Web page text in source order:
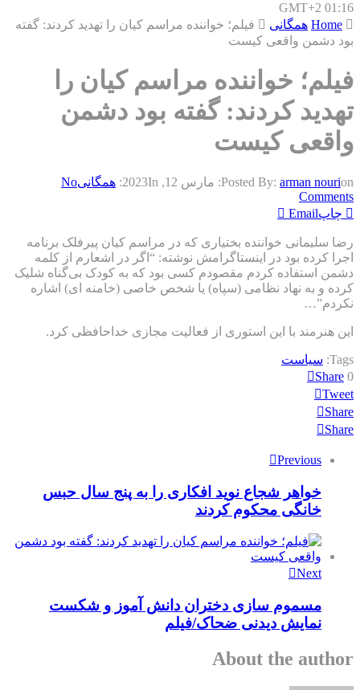
GMT+2 01:16
Home همگانی
فیلم؛ خواننده مراسم کیان را تهدید کردند: گفته
بود دشمن واقعی کیست
فیلم؛ خواننده مراسم کیان را
تهدید کردند: گفته بود دشمن
واقعی کیست
Posted By: arman nourion: مارس 12, 2023 In: همگانیNo
Comments
چاپEmail
رضا سلیمانی خواننده بختیاری که در مراسم ⁧‫کیان پیرفلک‬⁩ برنامه
اجرا کرده بود در اینستاگرامش نوشته: “اگر در اشعارم از کلمه
دشمن استفاده کردم مقصودم کسی بود که به کودک بی‌گناه شلیک
کرده و به نهاد نظامی (سپاه) یا شخص خاصی (خامنه ای) اشاره
نکردم”…
این هنرمند با این استوری از فعالیت مجازی خداحافظی کرد.
Tags: سیاست
Share 0
Tweet
Share
Share
Previous
خواهر شجاع نوید افکاری را به پنج سال حبس
خانگی محکوم کردند
Next
مسموم‌ سازی دختران دانش آموز و شکست
نمایش دیدنی ضحاک/فیلم
About the author